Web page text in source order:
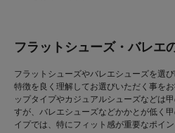
フラットシューズ・バレエ
フラットシューズやバレエシューズを選
特徴を良く理解してお選びいただく事を
ップタイプやカジュアルシューズなどは
すが、バレエシューズなどかかとが低く
イプでは、特にフィット感が重要なポイン